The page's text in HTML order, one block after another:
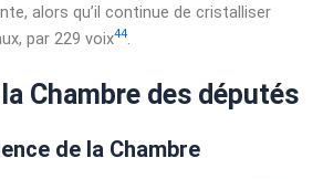
alors qu’il continue de cristalliser
par 229 voix44
Chambre des députés
de la Chambre